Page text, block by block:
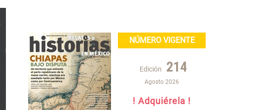
NÚMERO VIGENTE
Edición 214
Agosto 2026
! Adquiérela !